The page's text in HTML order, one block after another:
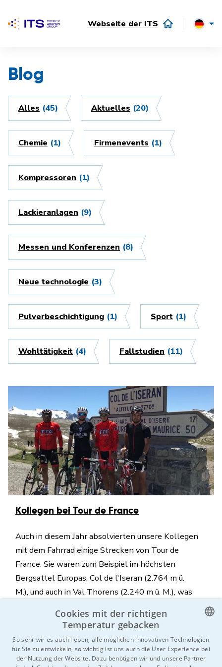
Webseite der ITS
Blog
Alles (45) Aktuelles (20)
Chemie (1) Firmenevents (1)
Kompressoren (1)
Lackieranlagen (9)
Messen und Konferenzen (8)
Neue technologie (3)
Pulverbeschichtigung (1) Sport (1)
Wohltätigkeit (4) Fallstudien (11)
Kollegen bei Tour de France
Auch in diesem Jahr absolvierten unsere Kollegen
mit dem Fahrrad einige Strecken von Tour de
France. Sie waren zum Beispiel im höchsten
Bergsattel Europas, Col de l'Iseran (2.764 m ü.
M.), und auch in Val Thorens (2.240 m ü. M.), was
Renntages und der entscheidenden Etappe sein
18.07.2019 Sport
CZECH
Cookies mit der richtigen
Temperatur gebacken
So sehr wir es auch lieben, alle möglichen innovativen Technologien
für Sie zu entwickeln, so wichtig ist uns auch die User Experience bei
der Nutzung der Website. Dazu benötigen wir und unsere Partner